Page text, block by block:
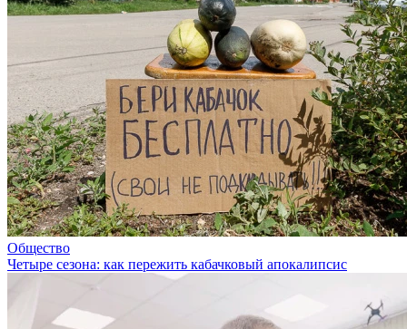
Общество
Четыре сезона: как пережить кабачковый апокалипсис